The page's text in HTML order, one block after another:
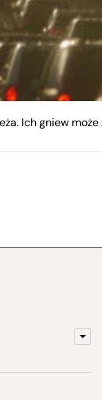
Ich gniew